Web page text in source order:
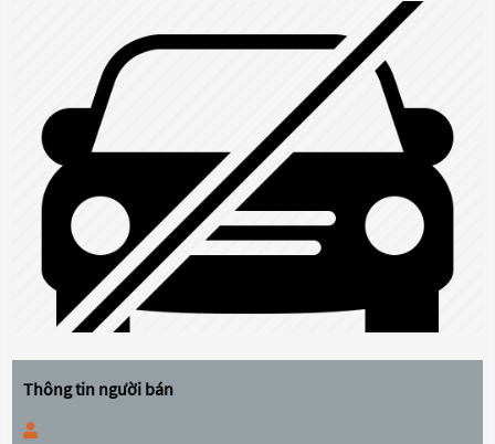
Thông tin người bán